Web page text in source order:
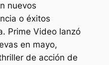
nuevos
o éxitos
Prime Video lanzó
en mayo,
de acción de